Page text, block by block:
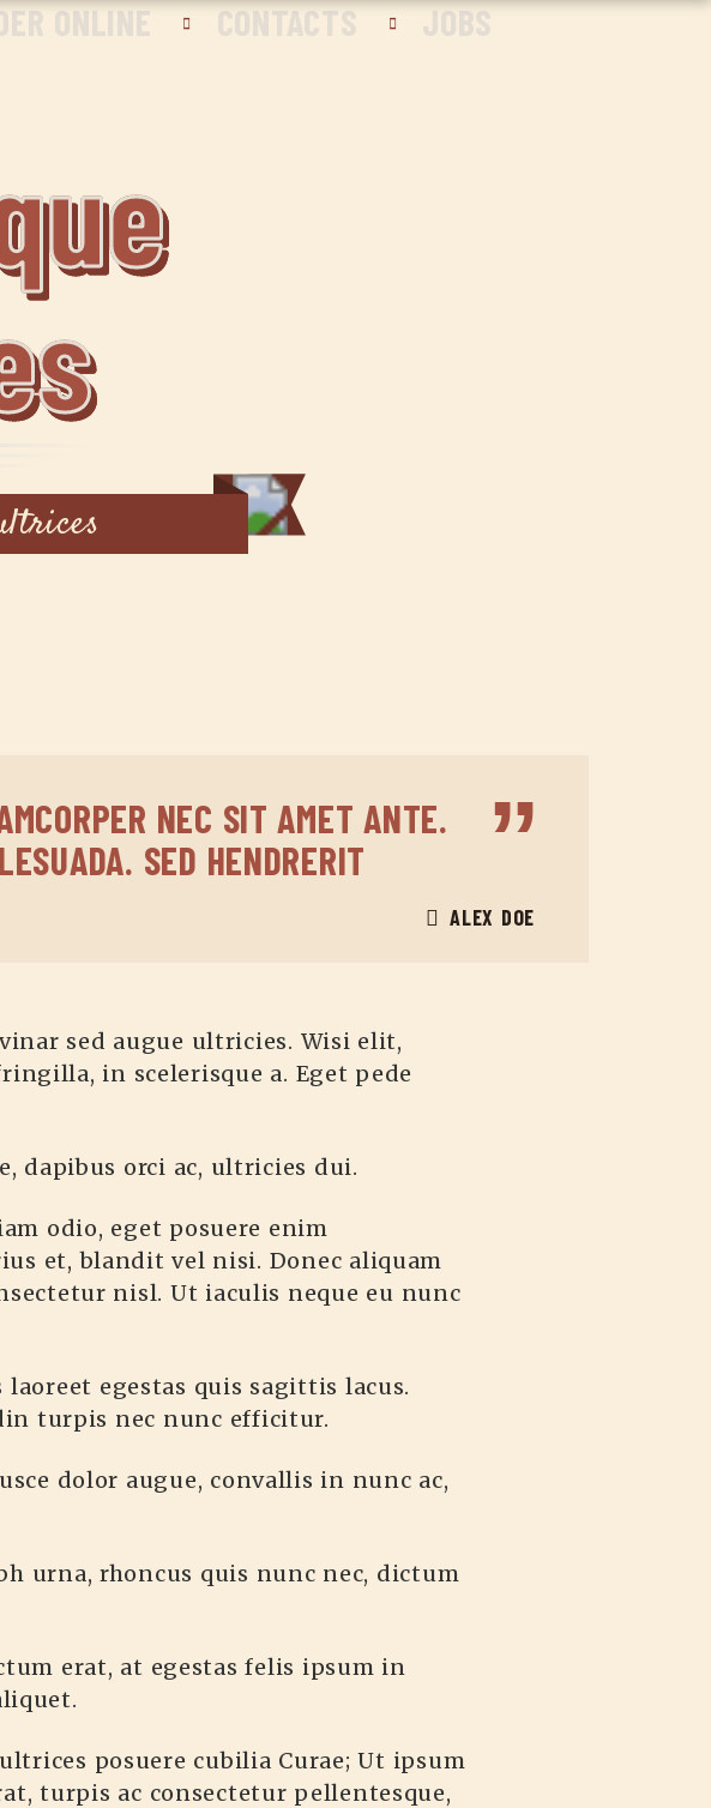
ONLINE CONTACTS JOBS
NEC SIT AMET ANTE.
SED HENDRERIT
ALEX DOE
sed augue ultricies. Wisi elit,
in scelerisque a. Eget pede
dapibus orci ac, ultricies dui.
odio, eget posuere enim
et, blandit vel nisi. Donec aliquam
nisl. Ut iaculis neque eu nunc
egestas quis sagittis lacus.
turpis nec nunc efficitur.
dolor augue, convallis in nunc ac,
urna, rhoncus quis nunc nec, dictum
erat, at egestas felis ipsum in
posuere cubilia Curae; Ut ipsum
turpis ac consectetur pellentesque,